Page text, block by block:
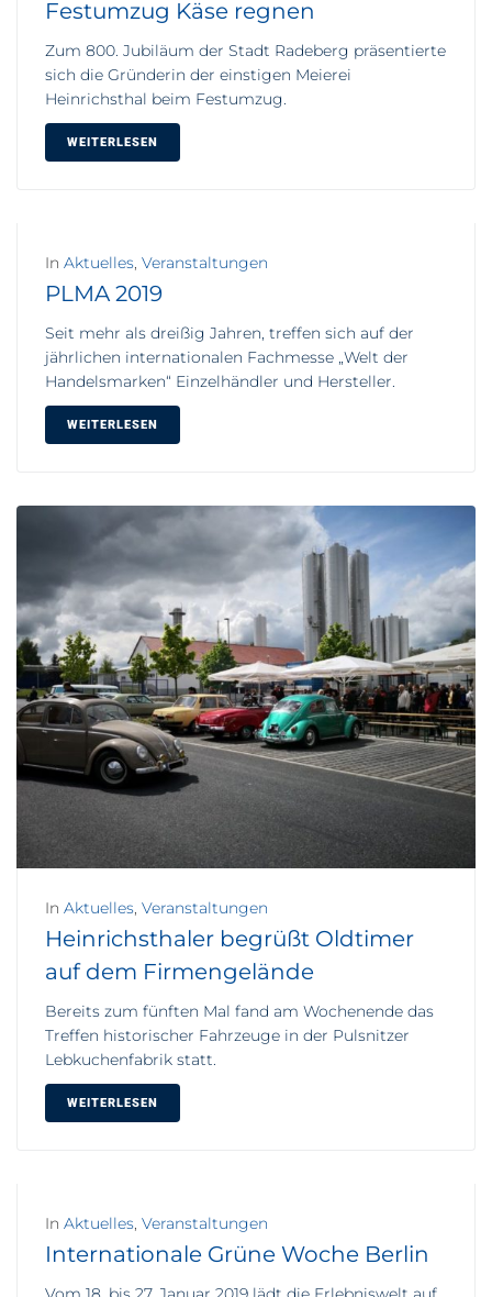
Festumzug Käse regnen
Zum 800. Jubiläum der Stadt Radeberg präsentierte
sich die Gründerin der einstigen Meierei
Heinrichsthal beim Festumzug.
WEITERLESEN
In Aktuelles, Veranstaltungen
PLMA 2019
Seit mehr als dreißig Jahren, treffen sich auf der
jährlichen internationalen Fachmesse „Welt der
Handelsmarken“ Einzelhändler und Hersteller.
WEITERLESEN
In Aktuelles, Veranstaltungen
Heinrichsthaler begrüßt Oldtimer
auf dem Firmengelände
Bereits zum fünften Mal fand am Wochenende das
Treffen historischer Fahrzeuge in der Pulsnitzer
Lebkuchenfabrik statt.
WEITERLESEN
In Aktuelles, Veranstaltungen
Internationale Grüne Woche Berlin